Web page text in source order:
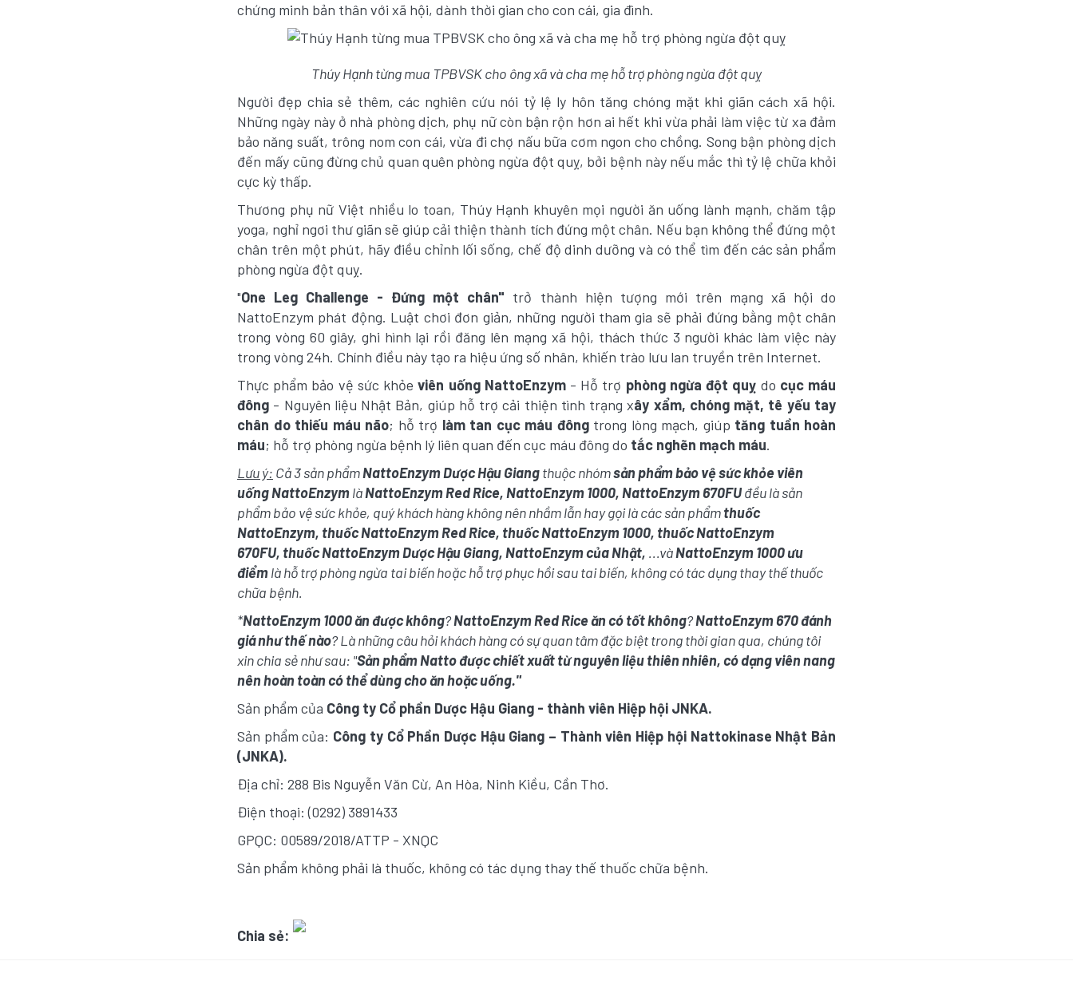
chứng minh bản thân với xã hội, dành thời gian cho con cái, gia đình.
Thúy Hạnh từng mua TPBVSK cho ông xã và cha mẹ hỗ trợ phòng ngừa đột quỵ
Người đẹp chia sẻ thêm, các nghiên cứu nói tỷ lệ ly hôn tăng chóng mặt khi giãn cách xã hội.
Những ngày này ở nhà phòng dịch, phụ nữ còn bận rộn hơn ai hết khi vừa phải làm việc từ xa đảm
bảo năng suất, trông nom con cái, vừa đi chợ nấu bữa cơm ngon cho chồng. Song bận phòng dịch
đến mấy cũng đừng chủ quan quên phòng ngừa đột quỵ, bởi bệnh này nếu mắc thì tỷ lệ chữa khỏi
cực kỳ thấp.
Thương phụ nữ Việt nhiều lo toan, Thúy Hạnh khuyên mọi người ăn uống lành mạnh, chăm tập
yoga, nghỉ ngơi thư giãn sẽ giúp cải thiện thành tích đứng một chân. Nếu bạn không thể đứng một
chân trên một phút, hãy điều chỉnh lối sống, chế độ dinh dưỡng và có thể tìm đến các sản phẩm
phòng ngừa đột quỵ.
"One Leg Challenge - Đứng một chân" trở thành hiện tượng mới trên mạng xã hội do
NattoEnzym phát động. Luật chơi đơn giản, những người tham gia sẽ phải đứng bằng một chân
trong vòng 60 giây, ghi hình lại rồi đăng lên mạng xã hội, thách thức 3 người khác làm việc này
trong vòng 24h. Chính điều này tạo ra hiệu ứng số nhân, khiến trào lưu lan truyền trên Internet.
Thực phẩm bảo vệ sức khỏeviên uống NattoEnzym- Hỗ trợ phòng ngừa đột quỵ do cục máu
đông - Nguyên liệu Nhật Bản, giúp hỗ trợ cải thiện tình trạng xây xẩm, chóng mặt, tê yếu tay
chân do thiếu máu não; hỗ trợ làm tan cục máu đôngtrong lòng mạch, giúp tăng tuần hoàn
máu; hỗ trợ phòng ngừa bệnh lý liên quan đến cục máu đông do tắc nghẽn mạch máu.
Lưu ý: Cả 3 sản phẩmNattoEnzym Dược Hậu Giangthuộc nhómsản phẩm bảo vệ sức khỏe viên
uống NattoEnzymlàNattoEnzym Red Rice, NattoEnzym 1000, NattoEnzym 670FUđều là sản
phẩm bảo vệ sức khỏe, quý khách hàng không nên nhầm lẫn hay gọi là các sản phẩmthuốc
NattoEnzym, thuốc NattoEnzym Red Rice, thuốc NattoEnzym 1000, thuốc NattoEnzym
670FU, thuốc NattoEnzym Dược Hậu Giang, NattoEnzym của Nhật, ...vàNattoEnzym 1000 ưu
điểmlà hỗ trợ phòng ngừa tai biến hoặc hỗ trợ phục hồi sau tai biến, không có tác dụng thay thế thuốc
chữa bệnh.
*NattoEnzym 1000 ăn được không?NattoEnzym Red Rice ăn có tốt không?NattoEnzym 670 đánh
giá như thế nào? Là những câu hỏi khách hàng có sự quan tâm đặc biệt trong thời gian qua, chúng tôi
xin chia sẻ như sau: "Sản phẩm Natto được chiết xuất từ nguyên liệu thiên nhiên, có dạng viên nang
nên hoàn toàn có thể dùng cho ăn hoặc uống."
Sản phẩm của Công ty Cổ phần Dược Hậu Giang - thành viên Hiệp hội JNKA.
Sản phẩm của: Công ty Cổ Phần Dược Hậu Giang – Thành viên Hiệp hội Nattokinase Nhật Bản
(JNKA).
Địa chỉ: 288 Bis Nguyễn Văn Cừ, An Hòa, Ninh Kiều, Cần Thơ.
Điện thoại: (0292) 3891433
GPQC: 00589/2018/ATTP - XNQC
Sản phẩm không phải là thuốc, không có tác dụng thay thế thuốc chữa bệnh.
Chia sẻ: